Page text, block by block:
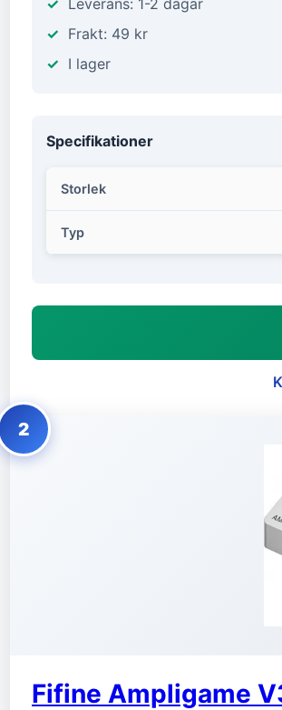
Leverans: 1-2 dagar
Frakt: 49 kr
I lager
Specifikationer
Storlek
Typ
2
Fifine Ampligame